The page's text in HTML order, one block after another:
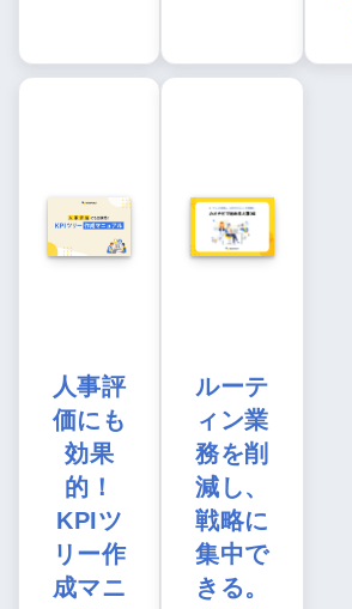
人事評
価にも
効果
的！
KPIツ
リー作
成マニ
ルーテ
ィン業
務を削
減し、
戦略に
集中で
きる。